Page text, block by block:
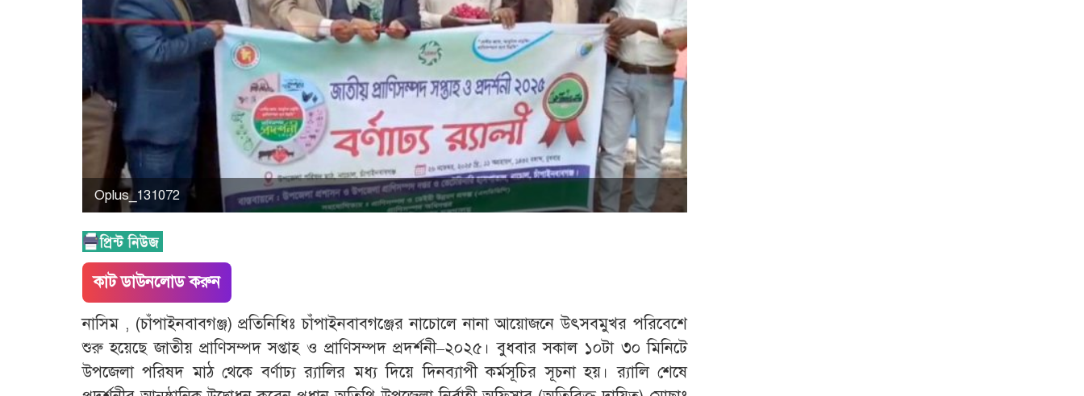
Oplus_131072
কাট ডাউনলোড করুন
নাসিম , (চাঁপাইনবাবগঞ্জ) প্রতিনিধিঃ চাঁপাইনবাবগঞ্জের নাচোলে নানা আয়োজনে উৎসবমুখর পরিবেশে
শুরু হয়েছে জাতীয় প্রাণিসম্পদ সপ্তাহ ও প্রাণিসম্পদ প্রদর্শনী–২০২৫। বুধবার সকাল ১০টা ৩০ মিনিটে
উপজেলা পরিষদ মাঠ থেকে বর্ণাঢ্য র‌্যালির মধ্য দিয়ে দিনব্যাপী কর্মসূচির সূচনা হয়। র‌্যালি শেষে